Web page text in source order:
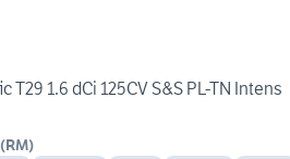
T29 1.6 dCi 125CV S&S PL-TN Intens
(RM)